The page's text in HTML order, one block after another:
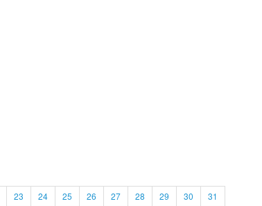
23 24 25 26 27 28 29 30
31